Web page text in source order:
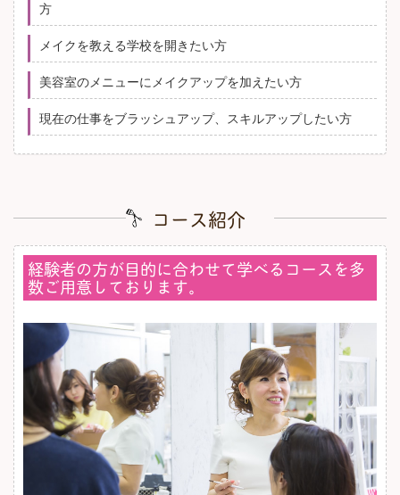
方
メイクを教える学校を開きたい方
美容室のメニューにメイクアップを加えたい方
現在の仕事をブラッシュアップ、スキルアップしたい方
コース紹介
経験者の方が目的に合わせて学べるコースを多
数ご用意しております。